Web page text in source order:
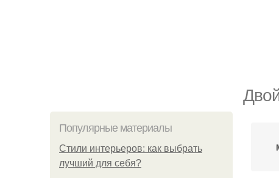
Популярные материалы
Стили интерьеров: как выбрать
лучший для себя?